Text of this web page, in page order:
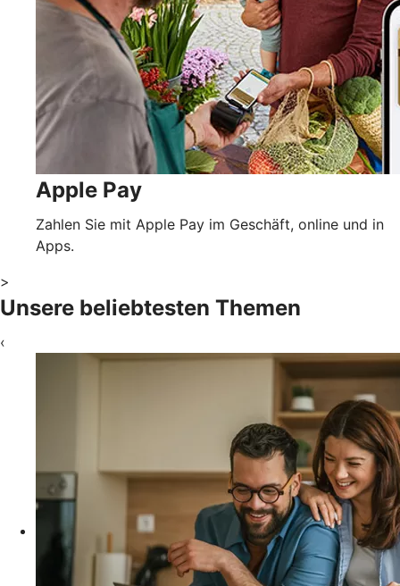
Apple Pay
Zahlen Sie mit Apple Pay im Geschäft, online und in
Apps.
>
Unsere beliebtesten Themen
‹